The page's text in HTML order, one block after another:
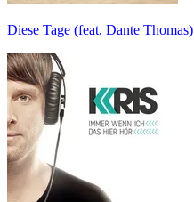
Diese Tage (feat. Dante Thomas)